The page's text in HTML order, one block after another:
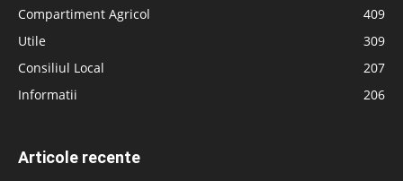
Compartiment Agricol
409
Utile
309
Consiliul Local
207
Informatii
206
Articole recente